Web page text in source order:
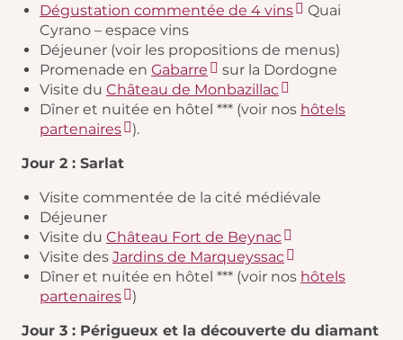
Dégustation commentée de 4 vins
Quai
Cyrano – espace vins
Déjeuner (voir les propositions de menus)
Promenade en Gabarre
sur la Dordogne
Visite du Château de Monbazillac
Dîner et nuitée en hôtel *** (voir nos hôtels
partenaires
).
Jour 2 : Sarlat
Visite commentée de la cité médiévale
Déjeuner
Visite du Château Fort de Beynac
Visite des Jardins de Marqueyssac
Dîner et nuitée en hôtel *** (voir nos hôtels
partenaires
)
Jour 3 : Périgueux et la découverte du diamant